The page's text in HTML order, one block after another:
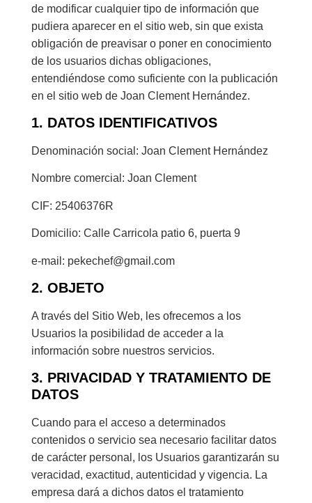
de modificar cualquier tipo de información que
pudiera aparecer en el sitio web, sin que exista
obligación de preavisar o poner en conocimiento
de los usuarios dichas obligaciones,
entendiéndose como suficiente con la publicación
en el sitio web de Joan Clement Hernández.
1. DATOS IDENTIFICATIVOS
Denominación social: Joan Clement Hernández
Nombre comercial: Joan Clement
CIF: 25406376R
Domicilio: Calle Carricola patio 6, puerta 9
e-mail: pekechef@gmail.com
2. OBJETO
A través del Sitio Web, les ofrecemos a los
Usuarios la posibilidad de acceder a la
información sobre nuestros servicios.
3. PRIVACIDAD Y TRATAMIENTO DE
DATOS
Cuando para el acceso a determinados
contenidos o servicio sea necesario facilitar datos
de carácter personal, los Usuarios garantizarán su
veracidad, exactitud, autenticidad y vigencia. La
empresa dará a dichos datos el tratamiento